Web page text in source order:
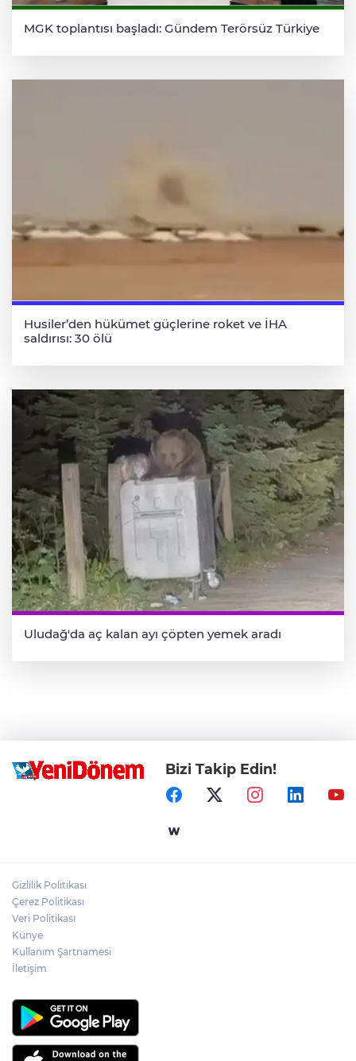
MGK toplantısı başladı: Gündem Terörsüz Türkiye
Husiler’den hükümet güçlerine roket ve İHA
saldırısı: 30 ölü
Uludağ'da aç kalan ayı çöpten yemek aradı
Bizi Takip Edin!
Gizlilik Politikası
Çerez Politikası
Veri Politikası
Künye
Kullanım Şartnamesi
İletişim